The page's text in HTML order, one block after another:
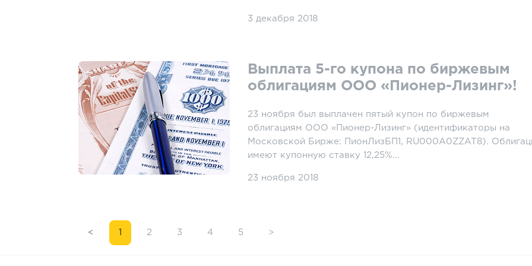
3 декабря 2018
Выплата 5-го купона по биржевым
облигациям ООО «Пионер-Лизинг»!
23 ноября был выплачен пятый купон по биржевым
облигациям ООО «Пионер-Лизинг» (идентификаторы на
Московской Бирже: ПионЛизБП1, RU000A0ZZAT8).
имеют купонную ставку 12,25%...
23 ноября 2018
< 1 2 3 4 5 >